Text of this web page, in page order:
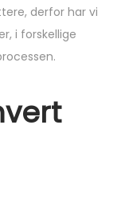
derfor har vi
i forskellige